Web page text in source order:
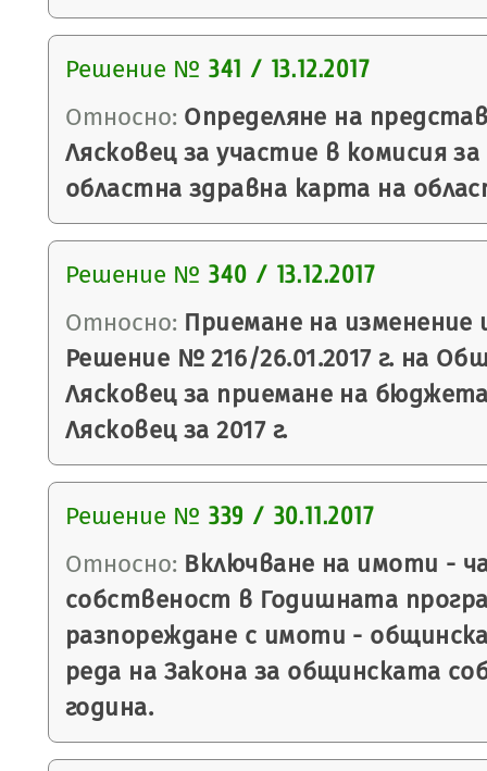
Решение № 341 / 13.12.2017
Относно: Определяне на
Лясковец за участие в комисия
областна здравна карта на
Решение № 340 / 13.12.2017
Относно: Приемане на изменение
Решение № 216/26.01.2017 г. на
Лясковец за приемане на
Лясковец за 2017 г.
Решение № 339 / 30.11.2017
Относно: Включване на имоти -
собственост в Годишната
разпореждане с имоти -
реда на Закона за общинската
година.